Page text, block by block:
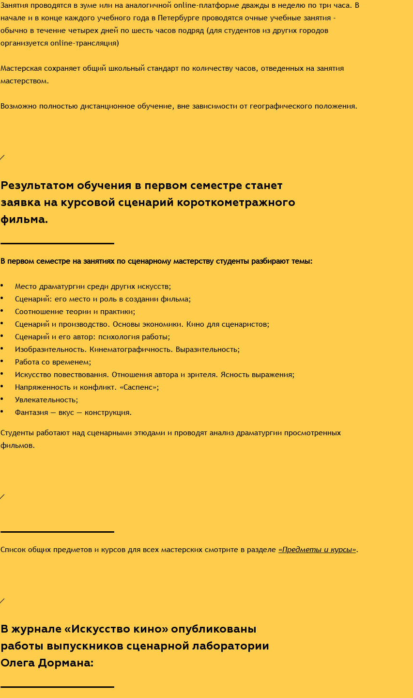
Занятия проводятся в зуме или на аналогичной online-платформе дважды в неделю по три часа. В
начале и в конце каждого учебного года в Петербурге проводятся очные учебные занятия -
обычно в течение четырех дней по шесть часов подряд (для студентов из других городов
организуется online-трансляция)
Мастерская сохраняет общий школьный стандарт по количеству часов, отведенных на занятия
мастерством.
Возможно полностью дистанционное обучение, вне зависимости от географического положения.
Результатом обучения в первом семестре станет
заявка на курсовой сценарий короткометражного
фильма.
В первом семестре на занятиях по сценарному мастерству студенты разбирают темы:
Место драматургии среди других искусств;
Сценарий: его место и роль в создании фильма;
Соотношение теории и практики;
Сценарий и производство. Основы экономики. Кино для сценаристов;
Сценарий и его автор: психология работы;
Изобразительность. Кинематографичность. Выразительность;
Работа со временем;
Искусство повествования. Отношения автора и зрителя. Ясность выражения;
Напряженность и конфликт. «Саспенс»;
Увлекательность;
Фантазия — вкус — конструкция.
Студенты работают над сценарными этюдами и проводят анализ драматургии просмотренных
фильмов.
Список общих предметов и курсов для всех мастерских смотрите в разделе «Предметы и курсы».
В журнале «Искусство кино» опубликованы
работы выпускников сценарной лаборатории
Олега Дормана: